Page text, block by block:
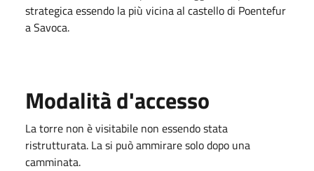
strategica essendo la più vicina al castello di Poentefur
a Savoca.
Modalità d'accesso
La torre non è visitabile non essendo stata
ristrutturata. La si può ammirare solo dopo una
camminata.